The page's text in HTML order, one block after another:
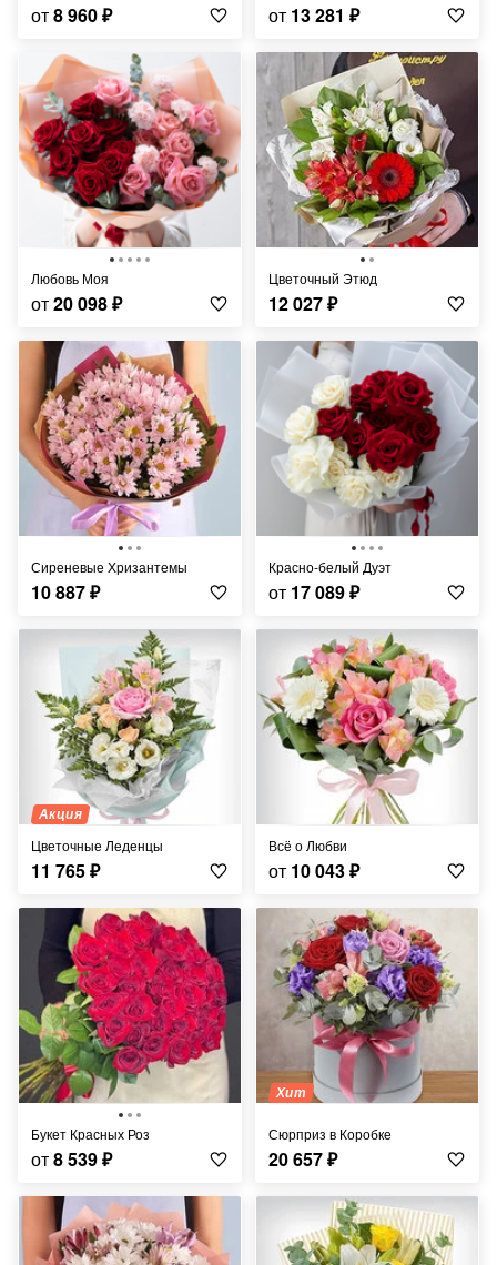
от8 960₽ от 13 281 ₽
Любовь Моя
от20 098₽
Цветочный Этюд
12 027₽
Сиреневые Хризантемы
10 887₽
Красно-белый Дуэт
от 17 089₽
Акция
Цветочные Леденцы
11 765₽
Всё о Любви
от 10 043₽
Букет Красных Роз
от8 539₽
Хит
Сюрприз в Коробке
20 657₽